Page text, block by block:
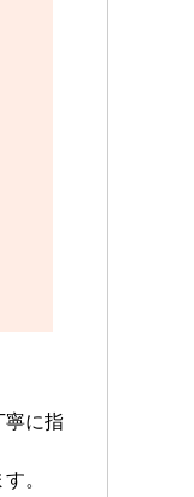
寧に指
。